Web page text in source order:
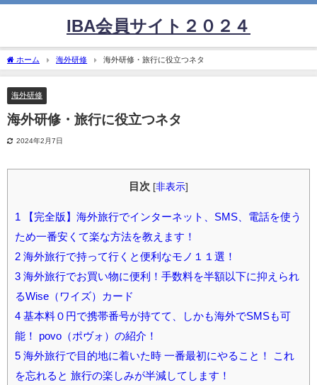
IBA会員サイト２０２４
ホーム 海外研修 海外研修・旅行に役立つネタ
海外研修
海外研修・旅行に役立つネタ
2024年2月7日
目次 [非表示]
1 【完全版】海外旅行でインターネット、SMS、電話を使う
ため一番安くて楽な方法を教えます！
2 海外旅行で持って行くと便利なモノ１１選！
3 海外旅行でお買い物に便利！手数料を半額以下に抑えられ
るWise（ワイズ）カード
4 基本料０円で携帯番号が持てて、しかも海外でSMSも可
能！ povo（ポヴォ）の紹介！
5 海外旅行で目的地に着いた時 一番最初にやること！ これ
を忘れると 旅行の楽しみが半減してします！